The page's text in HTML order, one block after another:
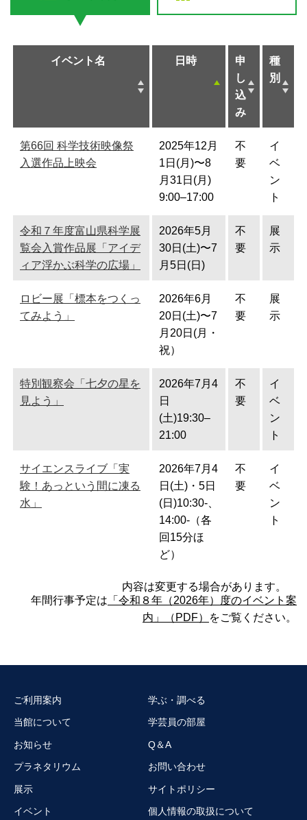
イベント名 日時
申
し
込
み
種
別
第66回 科学技術映像祭
入選作品上映会
2025年12月
1日(月)〜8
月31日(月)
9:00–17:00
不
要
イ
ベ
ン
ト
令和７年度富山県科学展
覧会入賞作品展「アイデ
ィア浮かぶ科学の広場」
2026年5月
30日(土)〜7
月5日(日)
不
要
展
示
ロビー展「標本をつくっ
てみよう」
2026年6月
20日(土)〜7
月20日(月・
祝）
不
要
展
示
特別観察会「七夕の星を
見よう」
2026年7月4
日
(土)19:30–
21:00
不
要
イ
ベ
ン
ト
サイエンスライブ「実
験！あっという間に凍る
水」
2026年7月4
日(土)・5日
(日)10:30-、
14:00-（各
回15分ほ
ど）
不
要
イ
ベ
ン
ト
内容は変更する場合があります。
年間行事予定は 「令和８年（2026年）度のイベント案
内」（PDF）
をご覧ください。
ご利用案内
当館について
お知らせ
プラネタリウム
展示
イベント
学ぶ・調べる
学芸員の部屋
Q＆A
お問い合わせ
サイトポリシー
個人情報の取扱について